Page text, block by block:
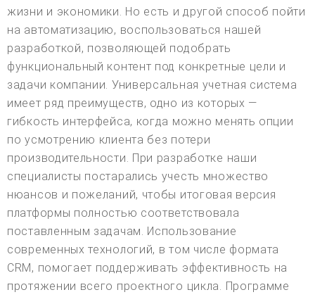
жизни и экономики. Но есть и другой способ пойти
на автоматизацию, воспользоваться нашей
разработкой, позволяющей подобрать
функциональный контент под конкретные цели и
задачи компании. Универсальная учетная система
имеет ряд преимуществ, одно из которых —
гибкость интерфейса, когда можно менять опции
по усмотрению клиента без потери
производительности. При разработке наши
специалисты постарались учесть множество
нюансов и пожеланий, чтобы итоговая версия
платформы полностью соответствовала
поставленным задачам. Использование
современных технологий, в том числе формата
CRM, помогает поддерживать эффективность на
протяжении всего проектного цикла. Программе